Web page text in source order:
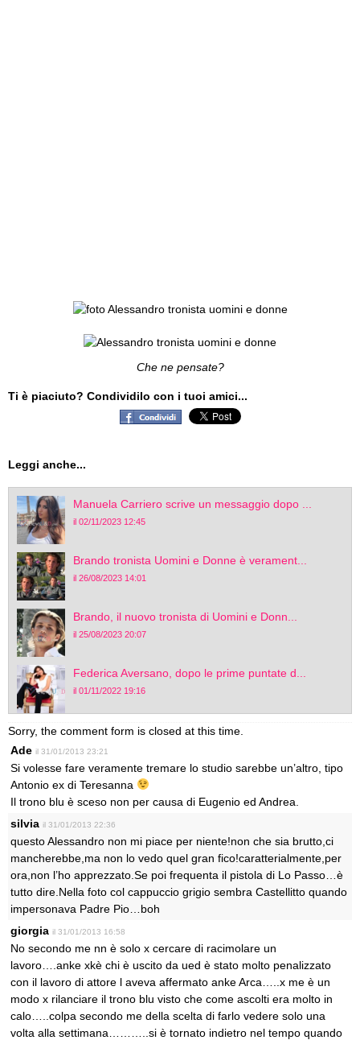
Che ne pensate?
Ti è piaciuto? Condividilo con i tuoi amici...
Leggi anche...
Manuela Carriero scrive un messaggio dopo ...
il 02/11/2023 12:45
Brando tronista Uomini e Donne è verament...
il 26/08/2023 14:01
Brando, il nuovo tronista di Uomini e Donn...
il 25/08/2023 20:07
Federica Aversano, dopo le prime puntate d...
il 01/11/2022 19:16
Sorry, the comment form is closed at this time.
Ade il 31/01/2013 23:21
Si volesse fare veramente tremare lo studio sarebbe un’altro, tipo
Antonio ex di Teresanna
Il trono blu è sceso non per causa di Eugenio ed Andrea.
silvia il 31/01/2013 22:36
questo Alessandro non mi piace per niente!non che sia brutto,ci
mancherebbe,ma non lo vedo quel gran fico!caratterialmente,per
ora,non l’ho apprezzato.Se poi frequenta il pistola di Lo Passo…è
tutto dire.Nella foto col cappuccio grigio sembra Castellitto quando
impersonava Padre Pio…boh
giorgia il 31/01/2013 16:58
No secondo me nn è solo x cercare di racimolare un
lavoro….anke xkè chi è uscito da ued è stato molto penalizzato
con il lavoro di attore l aveva affermato anke Arca…..x me è un
modo x rilanciare il trono blu visto che come ascolti era molto in
calo…..colpa secondo me della scelta di farlo vedere solo una
volta alla settimana………..si è tornato indietro nel tempo quando